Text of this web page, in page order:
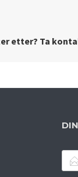
etter? Ta